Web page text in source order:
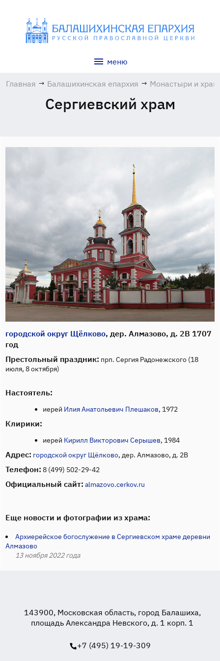
меню
Главная → Балашихинская епархия → Монастыри и
Сергиевский храм
городской округ Щёлково, дер. Алмазово, д. 2В 1707
год
Престольный праздник: прп. Сергия Радонежского (18
июля, 8 октября)
Настоятель:
иерей Илия Анатольевич Плешаков, 1972
Клирики:
иерей Кирилл Викторович Серышев, 1984
Адрес: городской округ Щёлково, дер. Алмазово, д. 2В
Телефон: 8 (499) 502-29-42
Официальный сайт: almazovo.cerkov.ru
Еще новости и фотографии из храма:
Архиерейское богослужение в Сергиевском храме деревни
Алмазово
13 ноября 2022 года
143900, Московская область, город Балашиха,
площадь Александра Невского, д. 1 корп. 1
+7 (495) 19-19-309